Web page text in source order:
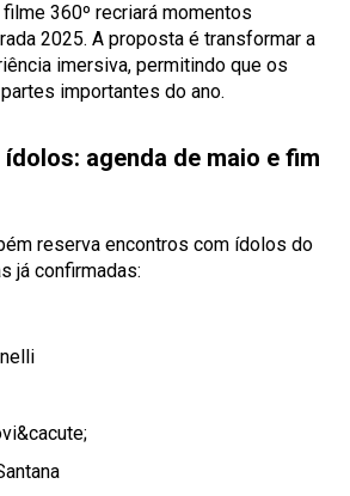
360º recriará momentos
2025. A proposta é transformar a
imersiva, permitindo que os
importantes do ano.
agenda de maio e fim
reserva encontros com ídolos do
já confirmadas: